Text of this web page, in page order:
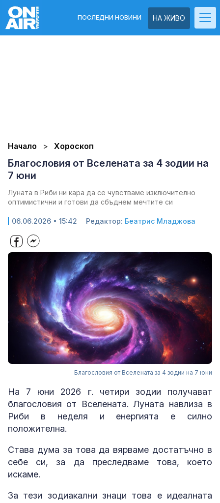
НА ЖИВО
ПОСЛЕДНИ НОВИНИ
Начало Хороскоп
Благословия от Вселената за 4 зодии на
7 юни
Луната в Риби ни кара да се чувстваме изключително
оптимистични и готови да сбъднем мечтите си
06.06.2026 • 15:42 Редактор: Беатрис Младжова
Благословия от Вселената за 4 зодии на 7 юни
На 7 юни 2026 г. четири зодии получават
благословия от Вселената. Луната навлиза в
Риби в неделя и енергията е силно
положителна.
Става дума за това да вярваме достатъчно в
себе си, за да преследваме това, което
искаме.
За тези зодиакални знаци това е идеалната